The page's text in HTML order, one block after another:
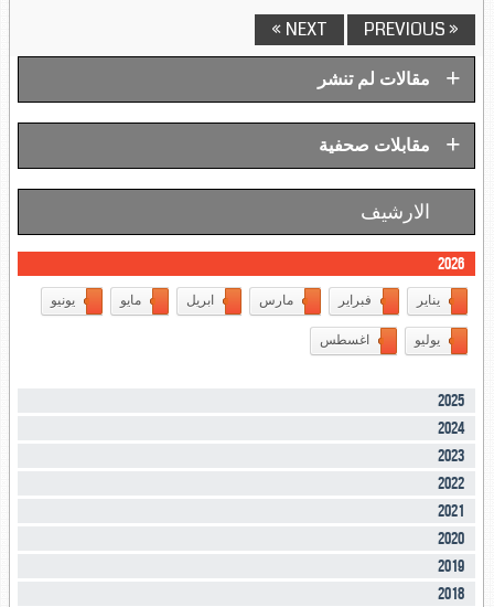
« PREVIOUS
NEXT »
مقالات لم تنشر +
مقابلات صحفية +
الارشيف
2026
يناير فبراير مارس ابريل مايو يونيو
يوليو اغسطس
2025
2024
2023
2022
2021
2020
2019
2018